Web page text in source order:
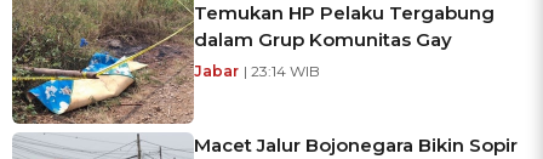
Temukan HP Pelaku Tergabung
dalam Grup Komunitas Gay
Jabar | 23:14 WIB
Macet Jalur Bojonegara Bikin Sopir